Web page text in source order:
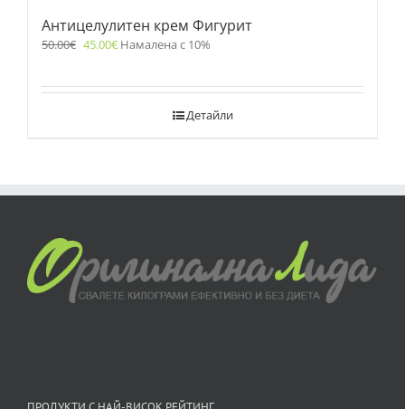
Антицелулитен крем Фигурит
50.00€ 45.00€ Намалена с 10%
Детайли